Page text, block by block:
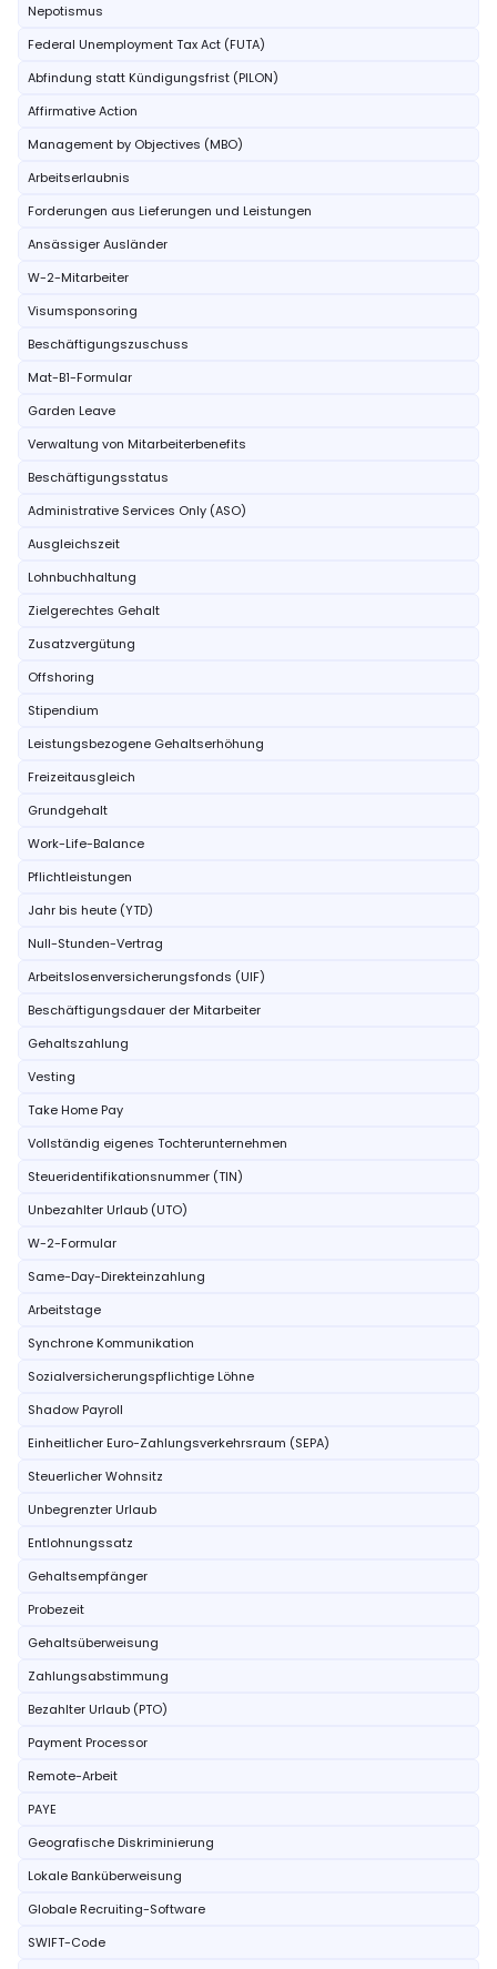
Nepotismus
Federal Unemployment Tax Act (FUTA)
Abfindung statt Kündigungsfrist (PILON)
Affirmative Action
Management by Objectives (MBO)
Arbeitserlaubnis
Forderungen aus Lieferungen und Leistungen
Ansässiger Ausländer
W-2-Mitarbeiter
Visumsponsoring
Beschäftigungszuschuss
Mat-B1-Formular
Garden Leave
Verwaltung von Mitarbeiterbenefits
Beschäftigungsstatus
Administrative Services Only (ASO)
Ausgleichszeit
Lohnbuchhaltung
Zielgerechtes Gehalt
Zusatzvergütung
Offshoring
Stipendium
Leistungsbezogene Gehaltserhöhung
Freizeitausgleich
Grundgehalt
Work-Life-Balance
Pflichtleistungen
Jahr bis heute (YTD)
Null-Stunden-Vertrag
Arbeitslosenversicherungsfonds (UIF)
Beschäftigungsdauer der Mitarbeiter
Gehaltszahlung
Vesting
Take Home Pay
Vollständig eigenes Tochterunternehmen
Steueridentifikationsnummer (TIN)
Unbezahlter Urlaub (UTO)
W-2-Formular
Same-Day-Direkteinzahlung
Arbeitstage
Synchrone Kommunikation
Sozialversicherungspflichtige Löhne
Shadow Payroll
Einheitlicher Euro-Zahlungsverkehrsraum (SEPA)
Steuerlicher Wohnsitz
Unbegrenzter Urlaub
Entlohnungssatz
Gehaltsempfänger
Probezeit
Gehaltsüberweisung
Zahlungsabstimmung
Bezahlter Urlaub (PTO)
Payment Processor
Remote-Arbeit
PAYE
Geografische Diskriminierung
Lokale Banküberweisung
Globale Recruiting-Software
SWIFT-Code